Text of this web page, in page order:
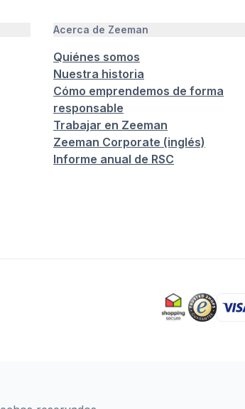
Acerca de Zeeman
Quiénes somos
Nuestra historia
Cómo emprendemos de forma
responsable
Trabajar en Zeeman
Zeeman Corporate (inglés)
Informe anual de RSC